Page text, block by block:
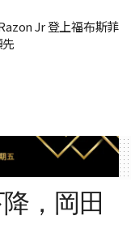
Jr 登上福布斯菲
，岡田